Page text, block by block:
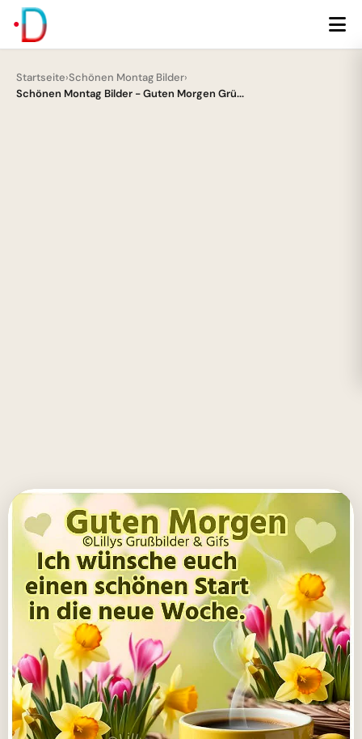
Startseite›Schönen Montag Bilder›
Schönen Montag Bilder - Guten Morgen Grü...